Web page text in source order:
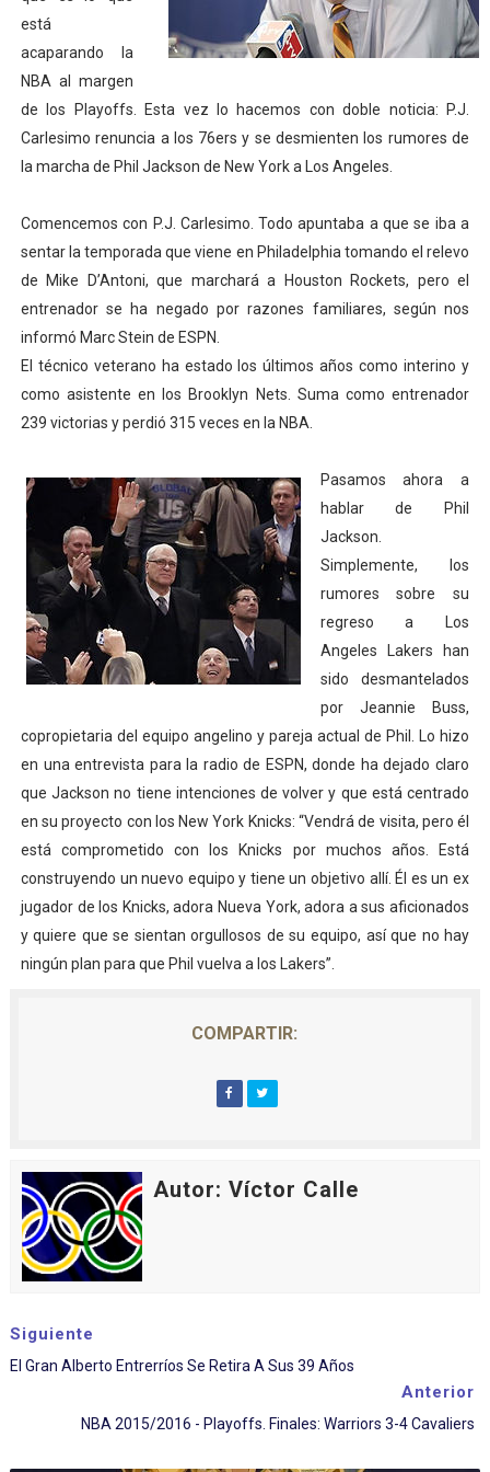
Copa del Mundo femenina 2026 - Estados Unidos
Campeonato de Europa de saltos 2026 (París,
Campeonato de Europa de natación artística 2026
AEW - Adam Page con Brodido desbancan una
Tour de Francia femenino 2026 - Etapa 5
está
acaparando la
NBA al margen
de los Playoffs. Esta vez lo hacemos con doble noticia: P.J.
Carlesimo renuncia a los 76ers y se desmienten los rumores de
la marcha de Phil Jackson de New York a Los Angeles.
Comencemos con P.J. Carlesimo. Todo apuntaba a que se iba a
sentar la temporada que viene en Philadelphia tomando el relevo
de Mike D’Antoni, que marchará a Houston Rockets, pero el
entrenador se ha negado por razones familiares, según nos
informó Marc Stein de ESPN.
El técnico veterano ha estado los últimos años como interino y
como asistente en los Brooklyn Nets. Suma como entrenador
239 victorias y perdió 315 veces en la NBA.
Pasamos ahora a
hablar de Phil
Jackson.
Simplemente, los
rumores sobre su
regreso a Los
Angeles Lakers han
sido desmantelados
por Jeannie Buss,
copropietaria del equipo angelino y pareja actual de Phil. Lo hizo
en una entrevista para la radio de ESPN, donde ha dejado claro
que Jackson no tiene intenciones de volver y que está centrado
en su proyecto con los New York Knicks: “Vendrá de visita, pero él
está comprometido con los Knicks por muchos años. Está
construyendo un nuevo equipo y tiene un objetivo allí. Él es un ex
jugador de los Knicks, adora Nueva York, adora a sus aficionados
y quiere que se sientan orgullosos de su equipo, así que no hay
ningún plan para que Phil vuelva a los Lakers”.
COMPARTIR:
Autor: Víctor Calle
Siguiente
El Gran Alberto Entrerríos Se Retira A Sus 39 Años
Anterior
NBA 2015/2016 - Playoffs. Finales: Warriors 3-4 Cavaliers